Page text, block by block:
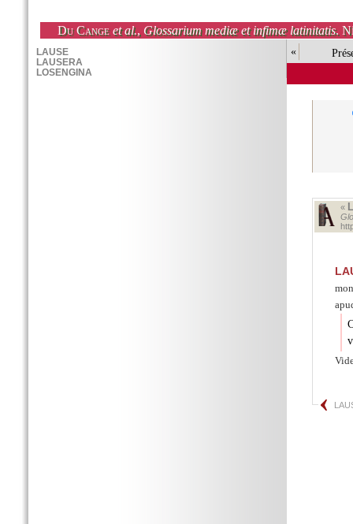
Du Cange et al., Glossarium mediæ et infimæ latinitatis.
«
«